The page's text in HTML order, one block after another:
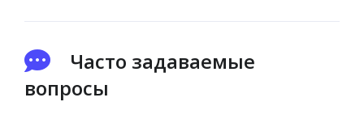
Часто задаваемые
вопросы